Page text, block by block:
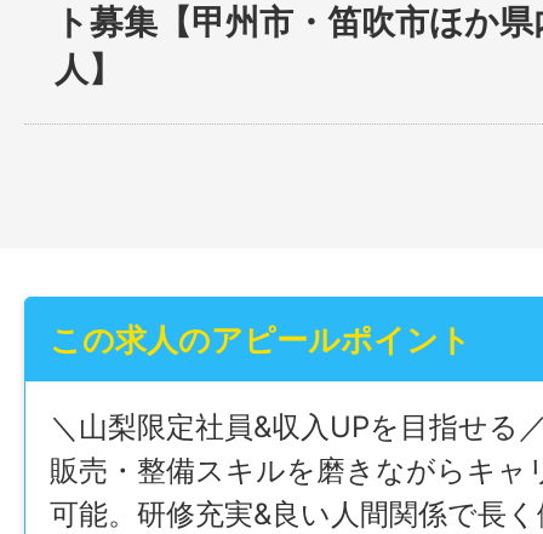
ト募集【甲州市・笛吹市ほか
人】
この求人のアピールポイント
＼山梨限定社員&収入UPを目指せる
販売・整備スキルを磨きながらキャ
可能。研修充実&良い人間関係で長